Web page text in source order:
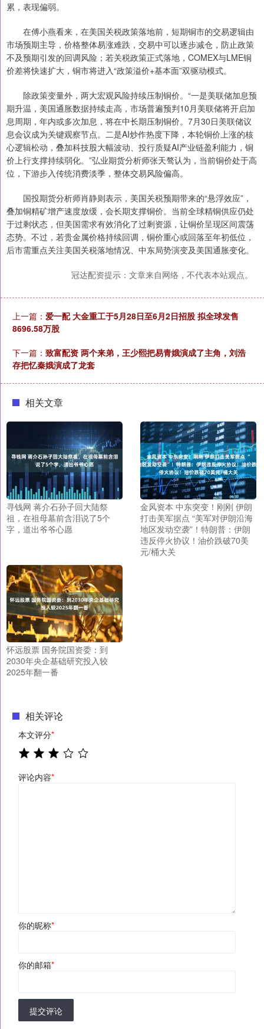
累，表现偏弱。
在傅小燕看来，在美国关税政策落地前，短期铜市的交易逻辑由
市场预期主导，价格整体易涨难跌，交易中可以逐步减仓，防止政策
不及预期引发的回调风险；若关税政策正式落地，COMEX与LME铜
价差将快速扩大，铜市将进入“政策溢价+基本面”双驱动模式。
除政策变量外，两大宏观风险持续压制铜价。“一是美联储加息预
期升温，美国通胀数据持续走高，市场普遍预判10月美联储将开启加
息周期，年内或多次加息，将在中长期压制铜价。7月30日美联储议
息会议成为关键观察节点。二是AI炒作热度下降，本轮铜价上涨的核
心逻辑松动，叠加科技股大幅波动、投行质疑AI产业链盈利能力，铜
价上行支撑持续弱化。”弘业期货分析师张天骜认为，当前铜价处于高
位，下游步入传统消费淡季，整体交易风险偏高。
国投期货分析师肖静则表示，美国关税预期带来的“悬浮效应”，
叠加铜精矿增产速度放缓，会长期支撑铜价。当前全球精铜供应仍处
于过剩状态，但美国需求有效消化了过剩资源，让铜价呈现区间震荡
态势。不过，若贵金属价格持续回调，铜价重心或回落至年初低位，
后市需重点关注美国关税落地情况、中东局势演变及美国通胀变化。
冠达配资提示：文章来自网络，不代表本站观点。
上一篇： 爱一配 大金重工于5月28日至6月2日招股 拟全球发售
8696.58万股
下一篇： 致富配资 两个来弟，王少熙把易青娥演成了主角，刘浩
存把忆秦娥演成了龙套
相关文章
寻钱网 蒋介石孙子回大陆祭
祖，在祖母墓前含泪说了5个
字，道出爷爷心愿
金风资本 中东突变！刚刚 伊朗
打击美军据点 “美军对伊朗沿海
地区发动空袭”！特朗普：伊朗
违反停火协议！油价跌破70美
元/桶大关
怀远股票 国务院国资委：到
2030年央企基础研究投入较
2025年翻一番
相关评论
本文评分*
评论内容*
你的昵称*
你的邮箱*
提交评论